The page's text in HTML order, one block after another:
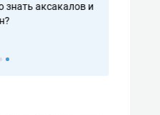
знать аксакалов и